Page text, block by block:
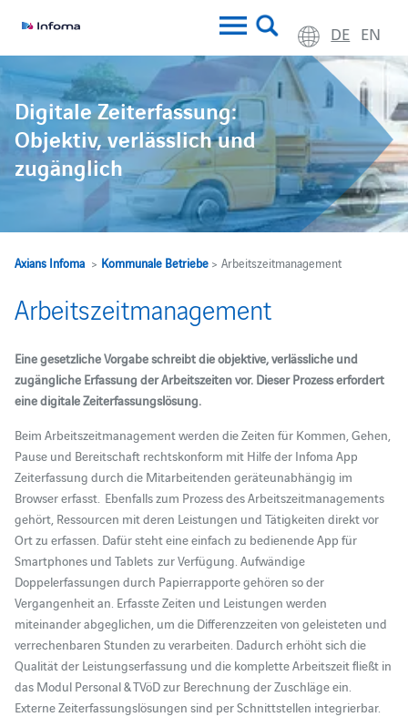
DE EN
Digitale Zeiterfassung:
Objektiv, verlässlich und
zugänglich
Axians Infoma> Kommunale Betriebe> Arbeitszeitmanagement
Arbeitszeitmanagement
Eine gesetzliche Vorgabe schreibt die objektive, verlässliche und
zugängliche Erfassung der Arbeitszeiten vor. Dieser Prozess erfordert
eine digitale Zeiterfassungslösung.
Beim Arbeitszeitmanagement werden die Zeiten für Kommen, Gehen,
Pause und Bereitschaft rechtskonform mit Hilfe der Infoma App
Zeiterfassung durch die Mitarbeitenden geräteunabhängig im
Browser erfasst. Ebenfalls zum Prozess des Arbeitszeitmanagements
gehört, Ressourcen mit deren Leistungen und Tätigkeiten direkt vor
Ort zu erfassen. Dafür steht eine einfach zu bedienende App für
Smartphones und Tablets zur Verfügung. Aufwändige
Doppelerfassungen durch Papierrapporte gehören so der
Vergangenheit an. Erfasste Zeiten und Leistungen werden
miteinander abgeglichen, um die Differenzzeiten von geleisteten und
verrechenbaren Stunden zu verarbeiten. Dadurch erhöht sich die
Qualität der Leistungserfassung und die komplette Arbeitszeit fließt in
das Modul Personal & TVöD zur Berechnung der Zuschläge ein.
Externe Zeiterfassungslösungen sind per Schnittstellen integrierbar.